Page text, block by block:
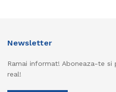
Newsletter
Ramai informat! Aboneaza-te
real!